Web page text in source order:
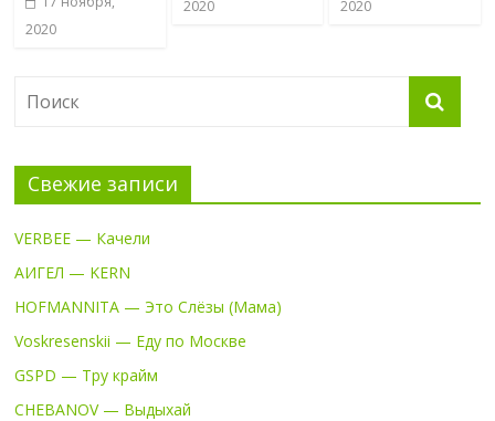
2020
2020
2020
Свежие записи
VERBEE — Качели
АИГЕЛ — KERN
HOFMANNITA — Это Слёзы (Мама)
Voskresenskii — Еду по Москве
GSPD — Тру крайм
CHEBANOV — Выдыхай